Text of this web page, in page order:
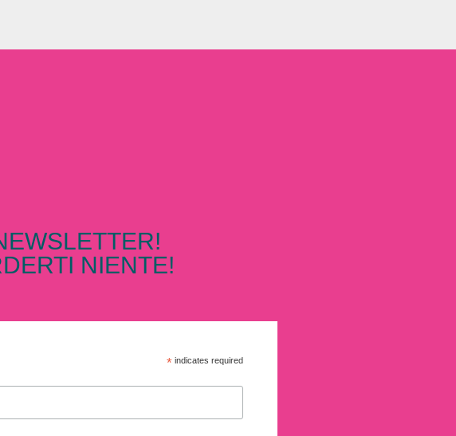
NIENTE!
* indicates required